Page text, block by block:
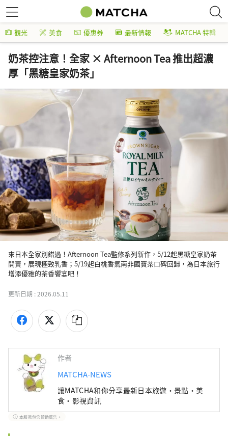
觀光 美食 優惠券 最新情報 MATCHA 特輯
奶茶控注意！全家 × Afternoon Tea 推出超濃
厚「黑糖皇家奶茶」
來日本全家別錯過！Afternoon Tea監修系列新作，5/12起黑糖皇家奶茶
開賣，展現極致乳香；5/19起白桃香氣南非國寶茶口碑回歸，為日本旅行
增添優雅的茶香饗宴吧！
更新日期 :2026.05.11
作者
MATCHA-NEWS
讓MATCHA和你分享最新日本旅遊・景點・美
食・影視資訊
本服務包含贊助廣告。